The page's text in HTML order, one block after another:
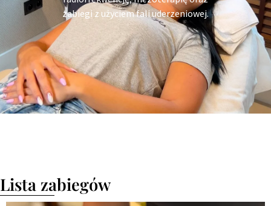
zabiegi z użyciem fali uderzeniowej.
Lista zabiegów